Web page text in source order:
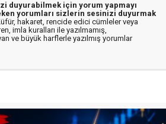
duyurabilmek için yorum yapmayı
yorumları sizlerin sesinizi duyurmak
hakaret, rencide edici cümleler veya
imla kuralları ile yazılmamış,
ve büyük harflerle yazılmış yorumlar